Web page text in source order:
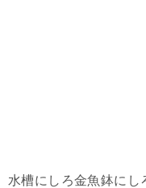
水槽にしろ金魚鉢にし